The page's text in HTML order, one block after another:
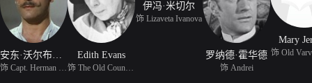
Edith Evans
伊冯·米切尔
饰 Lizaveta Ivanova
罗纳德·霍华德
饰 Andrei
Mary
饰 Old